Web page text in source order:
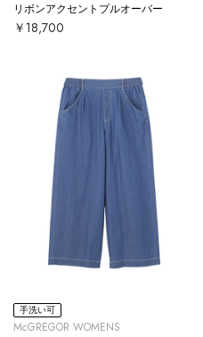
リボンアクセントプルオーバー
￥18,700
手洗い可
McGREGOR WOMENS